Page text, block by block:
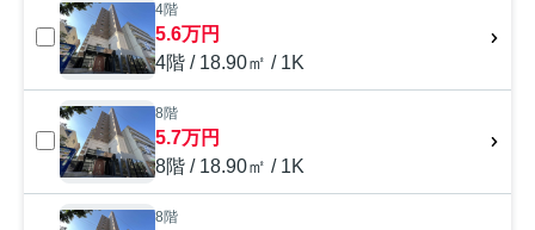
4階
5.6万円
4階 / 18.90㎡ / 1K
8階
5.7万円
8階 / 18.90㎡ / 1K
8階